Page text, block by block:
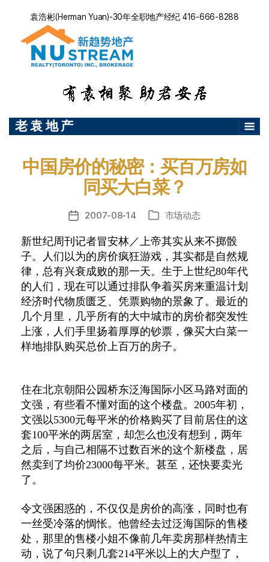
袁浩彬(Herman Yuan)-30年全职地产经纪 416-666-8288
老 袁 地 产
中国房价的秘密：买百万房如
同买大白菜？
发
日
期
2007-08-14
分 市场动态
新世纪周刊记者冒安林／上帝其实从来不掷骰
子。人们以为的房价疯狂游戏，其实都是自然规
律，总有兴衰成败的那一天。生于上世纪80年代
的人们，现在可以通过排队争着买房来重温计划
经济时代物质匮乏、凭票购物的景象了。最近的
几个月里，几乎所有的大中城市的房价都突发性
上涨，人们手里扬着厚厚的钞票，像买大白菜一
样地排队购买总价上百万的房子。
住在北京朝阳公园桥东泛海国际小区马路对面的
文强，有些看不懂对面的这个楼盘。2005年初，
文强以5300元每平米的价格购买了目前居住的这
套100平米的两居室，却怎么也没有想到，两年
之后，与自己相隔不过数百米的这个新楼盘，居
然卖到了均价23000每平米。甚至，还快要卖光
了。
令文强困惑的，不仅仅是房价的高涨，同时也有
一丝受冷落的惆怅。他曾经去过泛海国际的售楼
处，那里的售楼小姐不像前几年卖房那样热情主
动，说了句只剩几套214平米以上的大户型了，